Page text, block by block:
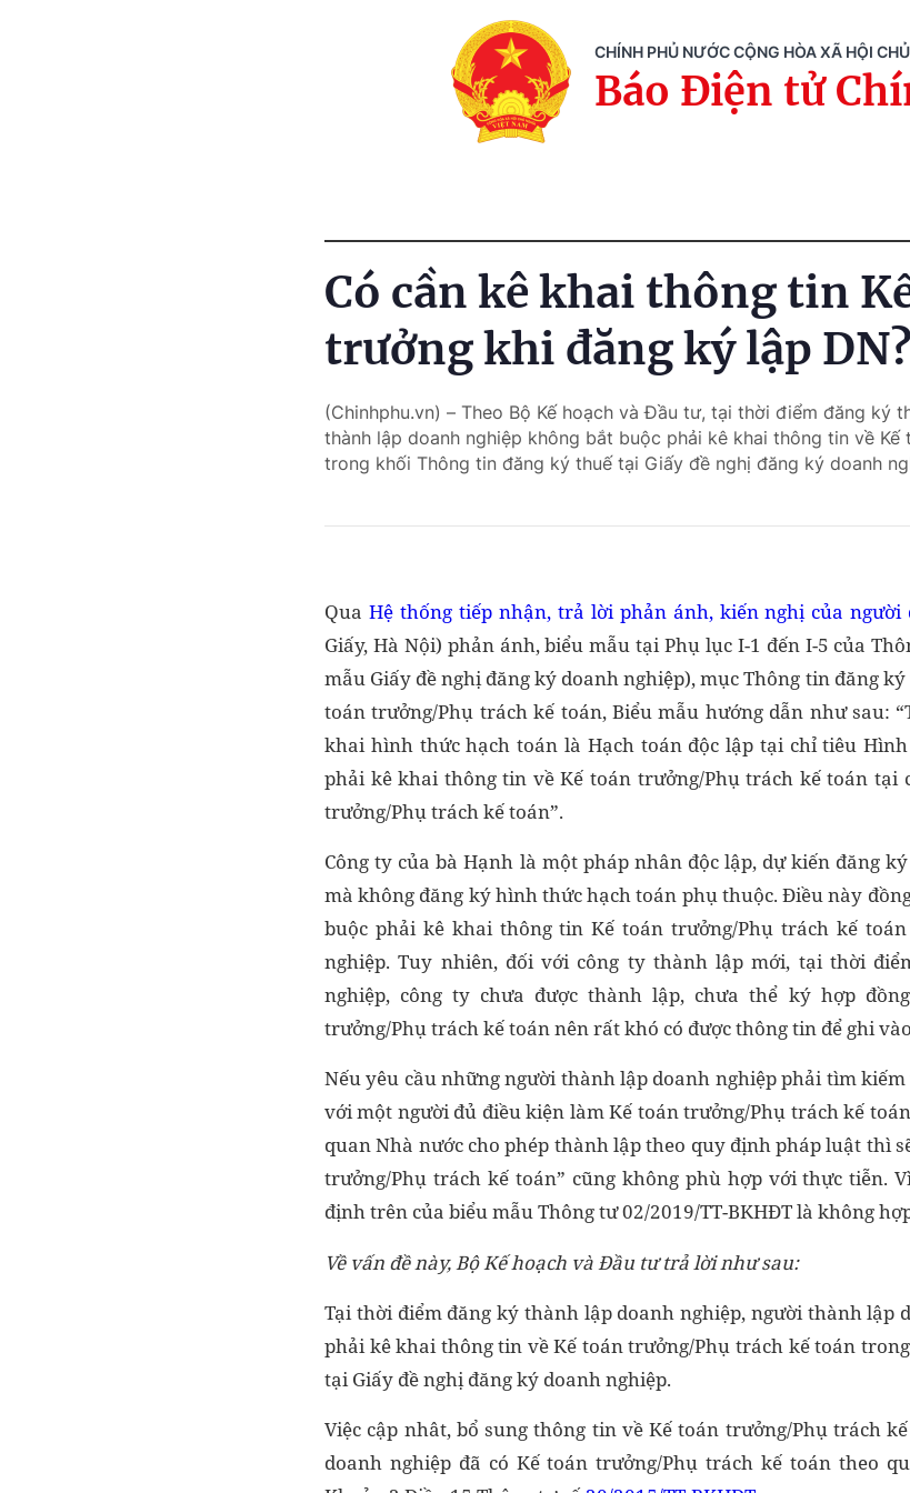
CHÍNH PHỦ NƯỚC CỘNG HÒA XÃ HỘI
Báo Điện tử
Có cần kê khai thông tin
trưởng khi đăng ký lập DN?
(Chinhphu.vn) – Theo Bộ Kế hoạch và Đầu tư, tại thời điểm đăng ký
thành lập doanh nghiệp không bắt buộc phải kê khai thông tin về
trong khối Thông tin đăng ký thuế tại Giấy đề nghị đăng ký doanh
Qua Hệ thống tiếp nhận, trả lời phản ánh, kiến nghị của người
Giấy, Hà Nội) phản ánh, biểu mẫu tại Phụ lục I-1 đến I-5 của
mẫu Giấy đề nghị đăng ký doanh nghiệp), mục Thông tin đăng
toán trưởng/Phụ trách kế toán, Biểu mẫu hướng dẫn như sau:
khai hình thức hạch toán là Hạch toán độc lập tại chỉ tiêu
phải kê khai thông tin về Kế toán trưởng/Phụ trách kế toán tại
trưởng/Phụ trách kế toán”.
Công ty của bà Hạnh là một pháp nhân độc lập, dự kiến đăng
mà không đăng ký hình thức hạch toán phụ thuộc. Điều này
buộc phải kê khai thông tin Kế toán trưởng/Phụ trách kế
nghiệp. Tuy nhiên, đối với công ty thành lập mới, tại thời
nghiệp, công ty chưa được thành lập, chưa thể ký hợp
trưởng/Phụ trách kế toán nên rất khó có được thông tin để ghi
Nếu yêu cầu những người thành lập doanh nghiệp phải tìm
với một người đủ điều kiện làm Kế toán trưởng/Phụ trách kế
quan Nhà nước cho phép thành lập theo quy định pháp luật thì
trưởng/Phụ trách kế toán” cũng không phù hợp với thực tiễn.
định trên của biểu mẫu Thông tư 02/2019/TT-BKHĐT là không
Về vấn đề này, Bộ Kế hoạch và Đầu tư trả lời như sau:
Tại thời điểm đăng ký thành lập doanh nghiệp, người thành lập
phải kê khai thông tin về Kế toán trưởng/Phụ trách kế toán
tại Giấy đề nghị đăng ký doanh nghiệp.
Việc cập nhât, bổ sung thông tin về Kế toán trưởng/Phụ trách
doanh nghiệp đã có Kế toán trưởng/Phụ trách kế toán theo